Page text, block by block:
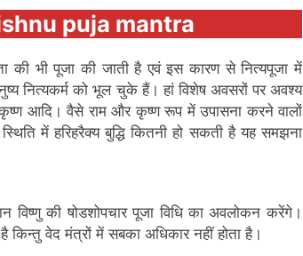
vishnu puja mantra
की भी पूजा की जाती है एवं इस कारण से नित्यपूजा में
नित्यकर्म को भूल चुके हैं। हां विशेष अवसरों पर अवश्य
आदि। वैसे राम और कृष्ण रूप में उपासना करने वालों
में हरिहरैक्य बुद्धि कितनी हो सकती है यह समझना
विष्णु की षोडशोपचार पूजा विधि का अवलोकन करेंगे।
किन्तु वेद मंत्रों में सबका अधिकार नहीं होता है।